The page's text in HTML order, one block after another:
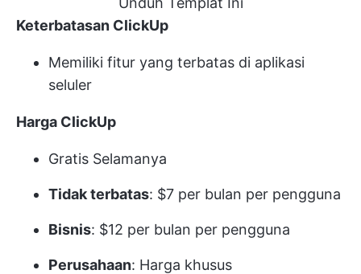
Keterbatasan ClickUp
Memiliki fitur yang terbatas di aplikasi
seluler
Harga ClickUp
Gratis Selamanya
Tidak terbatas: $7 per bulan per pengguna
Bisnis: $12 per bulan per pengguna
Perusahaan: Harga khusus